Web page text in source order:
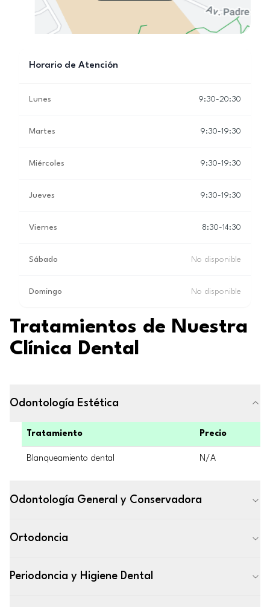
Horario de Atención
Lunes 9:30-20:30
Martes 9:30-19:30
Miércoles 9:30-19:30
Jueves 9:30-19:30
Viernes 8:30-14:30
Sábado No disponible
Domingo No disponible
Tratamientos de Nuestra
Clínica Dental
Odontología Estética
Tratamiento Precio
Blanqueamiento dental N/A
Odontología General y Conservadora
Ortodoncia
Periodoncia y Higiene Dental